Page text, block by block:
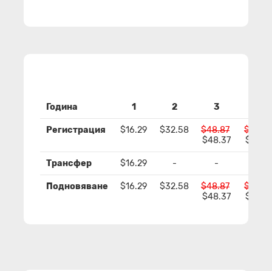
Година 1 2 3
Регистрация $16.29 $32.58
$48.87
$48.37
$65.16
$64.16
Трансфер $16.29 - -
Подновяване $16.29 $32.58
$48.87
$48.37
$65.16
$64.16